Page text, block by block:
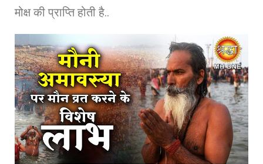
मोक्ष की प्राप्ति होती है..